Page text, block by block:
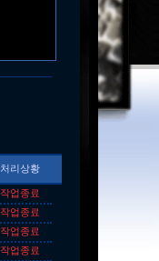
처리상황
작업종료
작업종료
작업종료
작업종료